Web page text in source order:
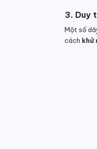
3. Duy
Một số
cách khử